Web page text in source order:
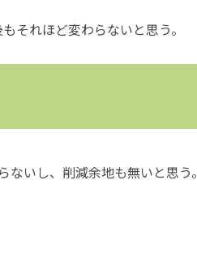
それほど変わらないと思う。
いし、削減余地も無いと思う。